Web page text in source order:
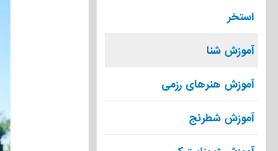
استخر
آموزش شنا
آموزش هنرهای رزمی
آموزش شطرنج